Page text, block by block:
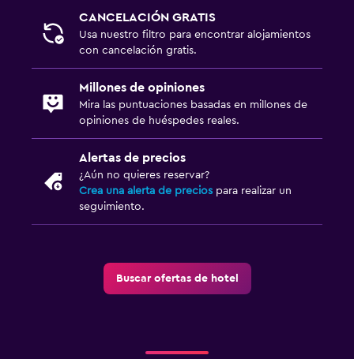
CANCELACIÓN GRATIS
Usa nuestro filtro para encontrar alojamientos
con cancelación gratis.
Millones de opiniones
Mira las puntuaciones basadas en millones de
opiniones de huéspedes reales.
Alertas de precios
¿Aún no quieres reservar?
Crea una alerta de precios para realizar un
seguimiento.
Buscar ofertas de hotel